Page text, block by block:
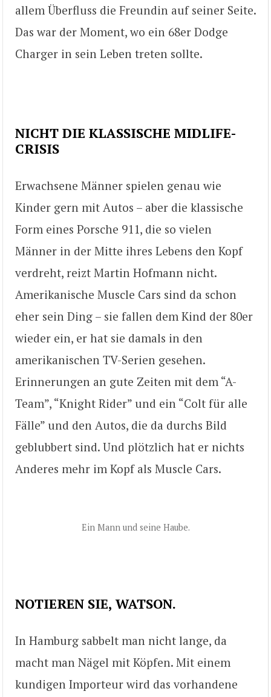
allem Überfluss die Freundin auf seiner Seite.
Das war der Moment, wo ein 68er Dodge
Charger in sein Leben treten sollte.
NICHT DIE KLASSISCHE MIDLIFE-
CRISIS
Erwachsene Männer spielen genau wie
Kinder gern mit Autos – aber die klassische
Form eines Porsche 911, die so vielen
Männer in der Mitte ihres Lebens den Kopf
verdreht, reizt Martin Hofmann nicht.
Amerikanische Muscle Cars sind da schon
eher sein Ding – sie fallen dem Kind der 80er
wieder ein, er hat sie damals in den
amerikanischen TV-Serien gesehen.
Erinnerungen an gute Zeiten mit dem “A-
Team”, “Knight Rider” und ein “Colt für alle
Fälle” und den Autos, die da durchs Bild
geblubbert sind. Und plötzlich hat er nichts
Anderes mehr im Kopf als Muscle Cars.
Ein Mann und seine Haube.
NOTIEREN SIE, WATSON.
In Hamburg sabbelt man nicht lange, da
macht man Nägel mit Köpfen. Mit einem
kundigen Importeur wird das vorhandene